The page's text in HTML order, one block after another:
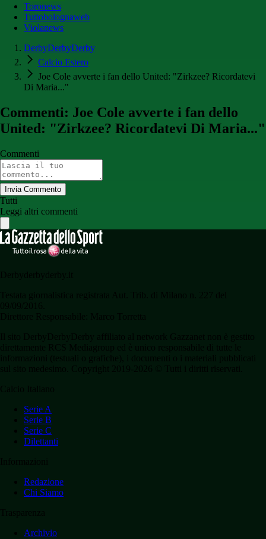
Toronews
Tuttobolognaweb
Violanews
DerbyDerbyDerby
Calcio Estero
Joe Cole avverte i fan dello United: "Zirkzee? Ricordatevi
Di Maria..."
Commenti: Joe Cole avverte i fan dello
United: "Zirkzee? Ricordatevi Di Maria..."
Commenti
Invia Commento
Tutti
Leggi altri commenti
Serie A
Serie B
Serie C
Dilettanti
Redazione
Chi Siamo
Archivio